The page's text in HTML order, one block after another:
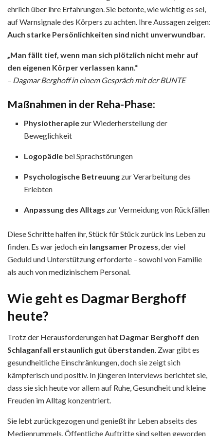
ehrlich über ihre Erfahrungen. Sie betonte, wie wichtig es sei,
auf Warnsignale des Körpers zu achten. Ihre Aussagen zeigen:
Auch starke Persönlichkeiten sind nicht unverwundbar.
„Man fällt tief, wenn man sich plötzlich nicht mehr auf
den eigenen Körper verlassen kann.“
– Dagmar Berghoff in einem Gespräch mit der BUNTE
Maßnahmen in der Reha-Phase:
Physiotherapie zur Wiederherstellung der
Beweglichkeit
Logopädie bei Sprachstörungen
Psychologische Betreuung zur Verarbeitung des
Erlebten
Anpassung des Alltags zur Vermeidung von Rückfällen
Diese Schritte halfen ihr, Stück für Stück zurück ins Leben zu
finden. Es war jedoch ein langsamer Prozess, der viel
Geduld und Unterstützung erforderte – sowohl von Familie
als auch von medizinischem Personal.
Wie geht es Dagmar Berghoff
heute?
Trotz der Herausforderungen hat Dagmar Berghoff den
Schlaganfall erstaunlich gut überstanden. Zwar gibt es
gesundheitliche Einschränkungen, doch sie zeigt sich
kämpferisch und positiv. In jüngeren Interviews berichtet sie,
dass sie sich heute vor allem auf Ruhe, Gesundheit und kleine
Freuden im Alltag konzentriert.
Sie lebt zurückgezogen und genießt ihr Leben abseits des
Medienrummels. Öffentliche Auftritte sind selten geworden